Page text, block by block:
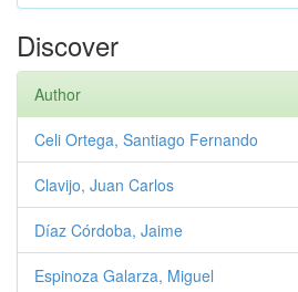
Discover
Author
Celi Ortega, Santiago Fernando
Clavijo, Juan Carlos
Díaz Córdoba, Jaime
Espinoza Galarza, Miguel